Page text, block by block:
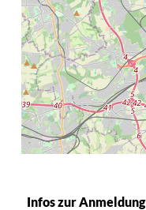
Infos zur Anmeldung